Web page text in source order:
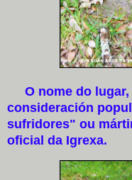
O nome do lugar,
consideración
sufridores" ou
oficial da Igrexa.